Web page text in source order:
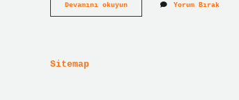
Devamını okuyunSakarya
Neresi
Yorum Bırak
Sitemap